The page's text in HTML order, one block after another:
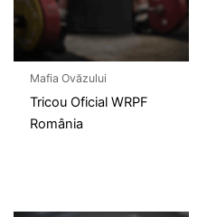
Mafia Ovăzului
Tricou Oficial WRPF
România